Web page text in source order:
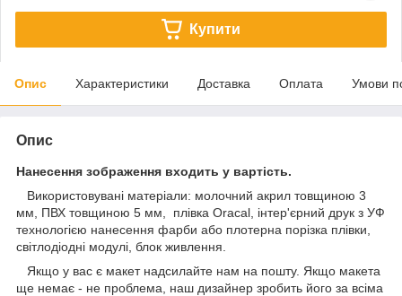
Купити
Опис Характеристики Доставка Оплата Умови
Опис
Нанесення зображення входить у вартість.
Використовувані матеріали: молочний акрил товщиною 3
мм, ПВХ товщиною 5 мм, плівка Oracal, інтер'єрний друк з УФ
технологією нанесення фарби або плотерна порізка плівки,
світлодіодні модулі, блок живлення.
Якщо у вас є макет надсилайте нам на пошту. Якщо макета
ще немає - не проблема, наш дизайнер зробить його за всіма